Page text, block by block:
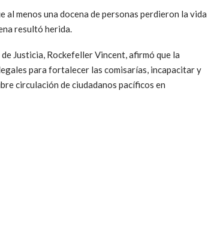
al menos una docena de personas perdieron la vida
resultó herida.
Justicia, Rockefeller Vincent, afirmó que la
para fortalecer las comisarías, incapacitar y
circulación de ciudadanos pacíficos en